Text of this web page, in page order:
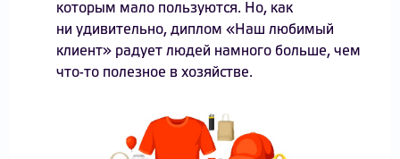
которым мало пользуются. Но, как
ни удивительно, диплом «Наш любимый
клиент» радует людей намного больше, чем
что-то полезное в хозяйстве.